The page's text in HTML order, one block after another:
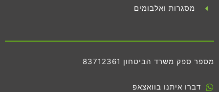
מסגרות ואלבומים
מספר ספק משרד הביטחון 83712361
דברו איתנו בוואצאפ